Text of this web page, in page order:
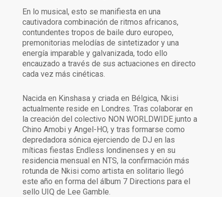
En lo musical, esto se manifiesta en una
cautivadora combinación de ritmos africanos,
contundentes tropos de baile duro europeo,
premonitorias melodías de sintetizador y una
energía imparable y galvanizada, todo ello
encauzado a través de sus actuaciones en directo
cada vez más cinéticas.
Nacida en Kinshasa y criada en Bélgica, Nkisi
actualmente reside en Londres. Tras colaborar en
la creación del colectivo NON WORLDWIDE junto a
Chino Amobi y Angel-HO, y tras formarse como
depredadora sónica ejerciendo de DJ en las
míticas fiestas Endless londinenses y en su
residencia mensual en NTS, la confirmación más
rotunda de Nkisi como artista en solitario llegó
este año en forma del álbum 7 Directions para el
sello UIQ de Lee Gamble.